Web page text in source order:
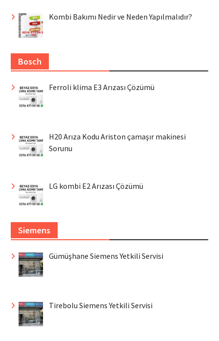
Kombi Bakımı Nedir ve Neden Yapılmalıdır?
Bosch
Ferroli klima E3 Arızası Çözümü
H20 Arıza Kodu Ariston çamaşır makinesi
Sorunu
LG kombi E2 Arızası Çözümü
Siemens
Gümüşhane Siemens Yetkili Servisi
Tirebolu Siemens Yetkili Servisi